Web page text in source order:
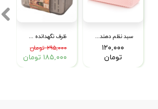
ظرف نگهدانده بزرگ دنزی مدل دو سبدی
۲۹۵,۰۰۰ تومان
۱۸۵,۰۰۰ تومان
سبد نظم دهنده دسته دار مدل 4 خانه
۱۲۰,۰۰۰
تومان